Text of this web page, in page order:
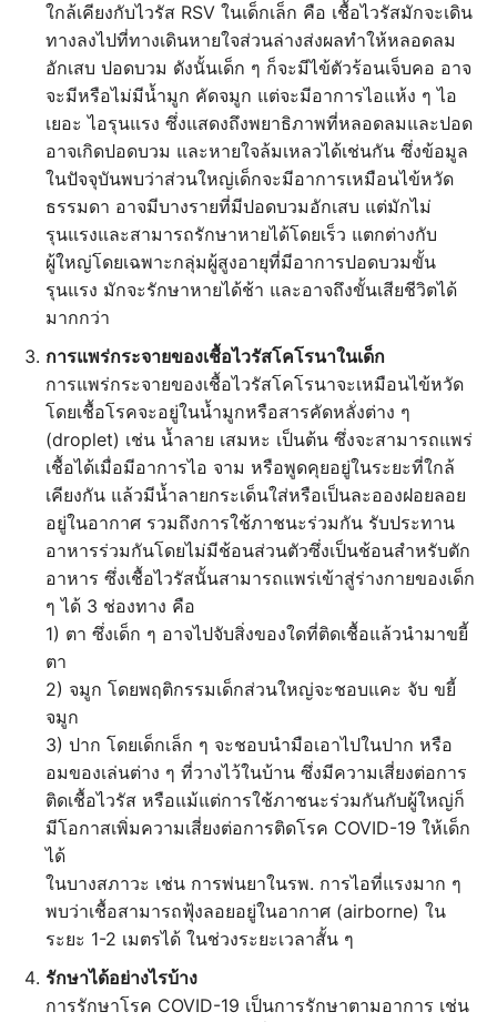
ใกล้เคียงกับไวรัส RSV ในเด็กเล็ก คือ เชื้อไวรัสมักจะเดิน
ทางลงไปที่ทางเดินหายใจส่วนล่างส่งผลทำให้หลอดลม
อักเสบ ปอดบวม ดังนั้นเด็ก ๆ ก็จะมีไข้ตัวร้อนเจ็บคอ อาจ
จะมีหรือไม่มีน้ำมูก คัดจมูก แต่จะมีอาการไอแห้ง ๆ ไอ
เยอะ ไอรุนแรง ซึ่งแสดงถึงพยาธิภาพที่หลอดลมและปอด
อาจเกิดปอดบวม และหายใจล้มเหลวได้เช่นกัน ซึ่งข้อมูล
ในปัจจุบันพบว่าส่วนใหญ่เด็กจะมีอาการเหมือนไข้หวัด
ธรรมดา อาจมีบางรายที่มีปอดบวมอักเสบ แต่มักไม่
รุนแรงและสามารถรักษาหายได้โดยเร็ว แตกต่างกับ
ผู้ใหญ่โดยเฉพาะกลุ่มผู้สูงอายุที่มีอาการปอดบวมขั้น
รุนแรง มักจะรักษาหายได้ช้า และอาจถึงขั้นเสียชีวิตได้
มากกว่า
การแพร่กระจายของเชื้อไวรัสโคโรนาในเด็ก
การแพร่กระจายของเชื้อไวรัสโคโรนาจะเหมือนไข้หวัด
โดยเชื้อโรคจะอยู่ในน้ำมูกหรือสารคัดหลั่งต่าง ๆ
(droplet) เช่น น้ำลาย เสมหะ เป็นต้น ซึ่งจะสามารถแพร่
เชื้อได้เมื่อมีอาการไอ จาม หรือพูดคุยอยู่ในระยะที่ใกล้
เคียงกัน แล้วมีน้ำลายกระเด็นใส่หรือเป็นละอองฝอยลอย
อยู่ในอากาศ รวมถึงการใช้ภาชนะร่วมกัน รับประทาน
อาหารร่วมกันโดยไม่มีช้อนส่วนตัวซึ่งเป็นช้อนสำหรับตัก
อาหาร ซึ่งเชื้อไวรัสนั้นสามารถแพร่เข้าสู่ร่างกายของเด็ก
ๆ ได้ 3 ช่องทาง คือ
1) ตา ซึ่งเด็ก ๆ อาจไปจับสิ่งของใดที่ติดเชื้อแล้วนำมาขยี้
ตา
2) จมูก โดยพฤติกรรมเด็กส่วนใหญ่จะชอบแคะ จับ ขยี้
จมูก
3) ปาก โดยเด็กเล็ก ๆ จะชอบนำมือเอาไปในปาก หรือ
อมของเล่นต่าง ๆ ที่วางไว้ในบ้าน ซึ่งมีความเสี่ยงต่อการ
ติดเชื้อไวรัส หรือแม้แต่การใช้ภาชนะร่วมกันกับผู้ใหญ่ก็
มีโอกาสเพิ่มความเสี่ยงต่อการติดโรค COVID-19 ให้เด็ก
ได้
ในบางสภาวะ เช่น การพ่นยาในรพ. การไอที่แรงมาก ๆ
พบว่าเชื้อสามารถฟุ้งลอยอยู่ในอากาศ (airborne) ใน
ระยะ 1-2 เมตรได้ ในช่วงระยะเวลาสั้น ๆ
รักษาได้อย่างไรบ้าง
การรักษาโรค COVID-19 เป็นการรักษาตามอาการ เช่น